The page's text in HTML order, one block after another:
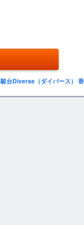
駿台Diverse（ダイバース）